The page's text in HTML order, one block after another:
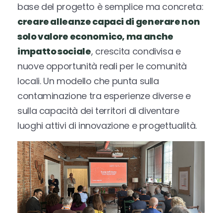
base del progetto è semplice ma concreta:
creare alleanze capaci di generare non
solo valore economico, ma anche
impatto sociale, crescita condivisa e
nuove opportunità reali per le comunità
locali. Un modello che punta sulla
contaminazione tra esperienze diverse e
sulla capacità dei territori di diventare
luoghi attivi di innovazione e progettualità.